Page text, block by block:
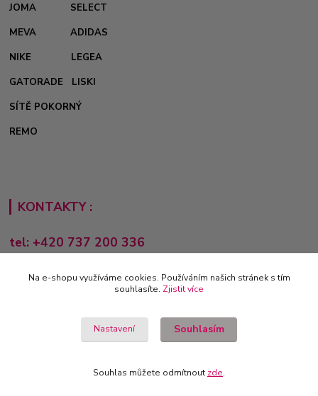
JOMA
SELECT
MEVA
ADIDAS
NIKE
LEGEA
GATORADE
LISKI
SÍTĚ POKORNÝ
REMO
KONTAKTY :
tel: +420 737 200 336
Pondělí-Pátek: 8 - 17 hodin
obchod@e-sporting.cz
Na e-shopu využíváme cookies. Používáním našich stránek s tím
souhlasíte. Zjistit více
Nastavení Souhlasím
Souhlas můžete odmítnout zde.